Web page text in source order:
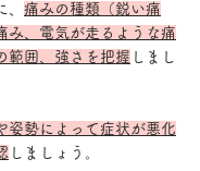
、 痛みの種類（鋭い痛
み、電気が走るような痛
範囲、強さを把握 しまし
姿勢によって症状が悪化
しましょう。